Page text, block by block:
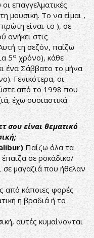
επαγγελματικές
μουσική. Το να είμαι ,
είναι το ), σε
ανήκει στις
τη σεζόν, παίζω
5ο χρόνο), κάθε
ένα Σάββατο το μήνα
Γενικότερα, οι
από το 1998 που
έχω ουσιαστικά
σου είναι θεματικό
Παίζω όλα τα
σε ροκάδικο/
σε μαγαζιά που ήθελαν
από κάποιες φορές
η βραδιά ή το
αυτές κυμαίνονται